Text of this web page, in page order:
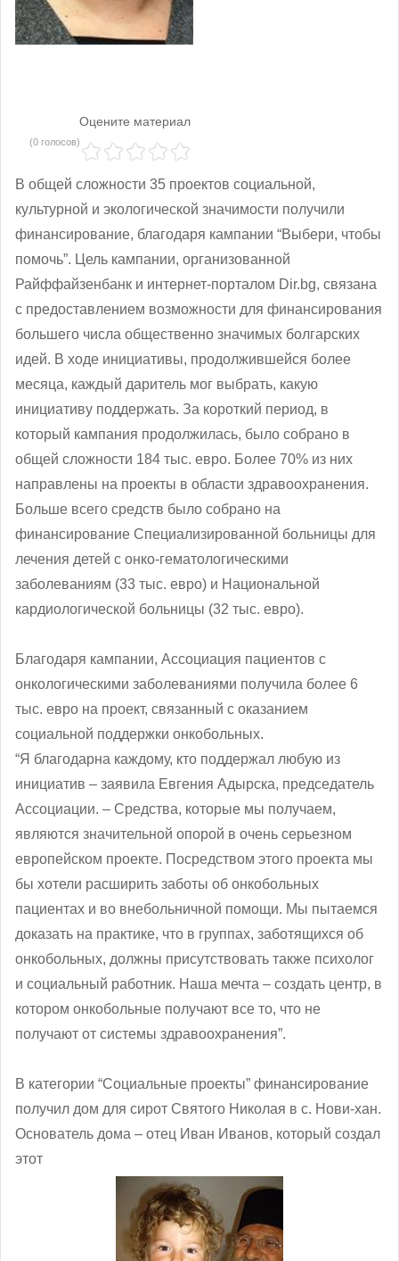
Оцените материал
(0 голосов)
В общей сложности 35 проектов социальной,
культурной и экологической значимости получили
финансирование, благодаря кампании “Выбери, чтобы
помочь”. Цель кампании, организованной
Райффайзенбанк и интернет-порталом Dir.bg, связана
с предоставлением возможности для финансирования
большего числа общественно значимых болгарских
идей. В ходе инициативы, продолжившейся более
месяца, каждый даритель мог выбрать, какую
инициативу поддержать. За короткий период, в
который кампания продолжилась, было собрано в
общей сложности 184 тыс. евро. Более 70% из них
направлены на проекты в области здравоохранения.
Больше всего средств было собрано на
финансирование Специализированной больницы для
лечения детей с онко-гематологическими
заболеваниям (33 тыс. евро) и Национальной
кардиологической больницы (32 тыс. евро).
Благодаря кампании, Ассоциация пациентов с
онкологическими заболеваниями получила более 6
тыс. евро на проект, связанный с оказанием
социальной поддержки онкобольных.
“Я благодарна каждому, кто поддержал любую из
инициатив ‒ заявила Евгения Адырска, председатель
Ассоциации. ‒ Средства, которые мы получаем,
являются значительной опорой в очень серьезном
европейском проекте. Посредством этого проекта мы
бы хотели расширить заботы об онкобольных
пациентах и во внебольничной помощи. Мы пытаемся
доказать на практике, что в группах, заботящихся об
онкобольных, должны присутствовать также психолог
и социальный работник. Наша мечта – создать центр, в
котором онкобольные получают все то, что не
получают от системы здравоохранения”.
В категории “Социальные проекты” финансирование
получил дом для сирот Святого Николая в с. Нови-хан.
Основатель дома – отец Иван Иванов, который создал
этот